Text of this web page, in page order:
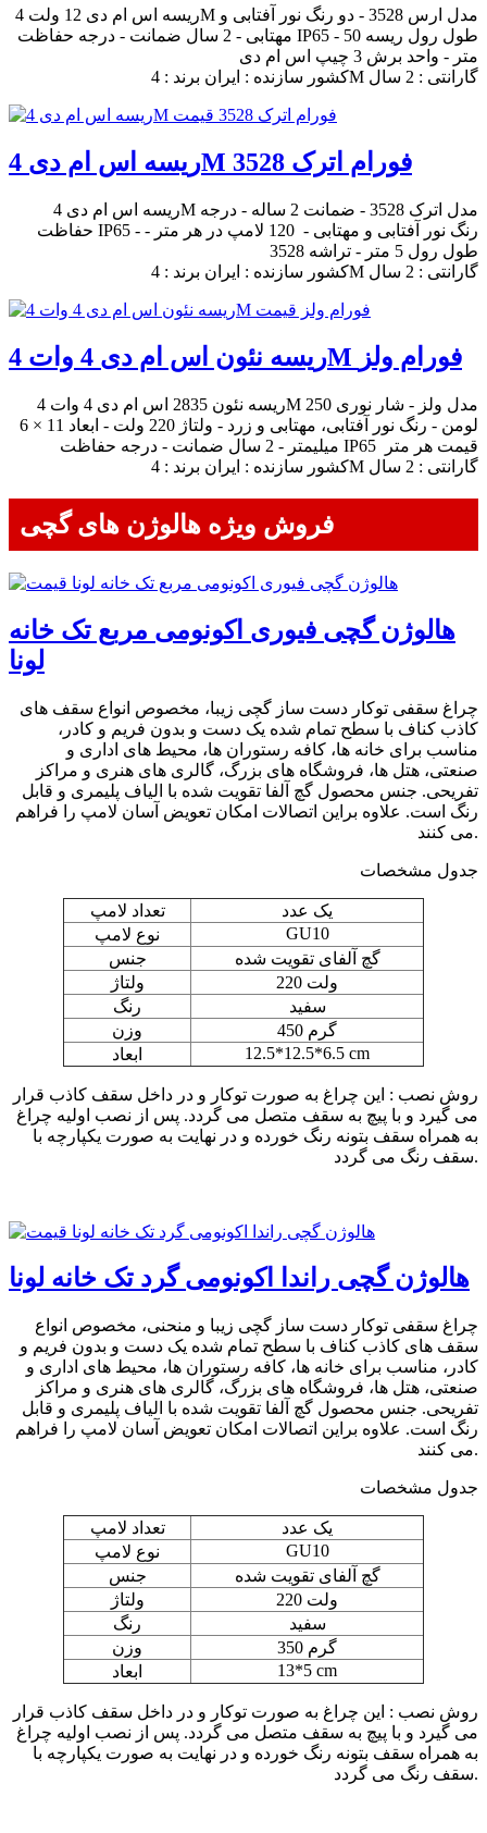
ریسه اس ام دی 12 ولت 4M مدل ارس 3528 - دو رنگ نور آفتابی و
مهتابی - 2 سال ضمانت - درجه حفاظت IP65 - طول رول ریسه 50
متر - واحد برش 3 چیپ اس ام دی
کشور سازنده : ایران برند : 4M گارانتی : 2 سال
ریسه اس ام دی 4M فورام اترک 3528
ریسه اس ام دی 4M مدل اترک 3528 - ضمانت 2 ساله - درجه
حفاظت IP65 - رنگ نور آفتابی و مهتابی - 120 لامپ در هر متر -
طول رول 5 متر - تراشه 3528
کشور سازنده : ایران برند : 4M گارانتی : 2 سال
ریسه نئون اس ام دی 4 وات 4M فورام ولز
ریسه نئون 2835 اس ام دی 4 وات 4M مدل ولز - شار نوری 250
لومن - رنگ نور آفتابی، مهتابی و زرد - ولتاژ 220 ولت - ابعاد 11 × 6
میلیمتر - 2 سال ضمانت - درجه حفاظت IP65 قیمت هر متر
کشور سازنده : ایران برند : 4M گارانتی : 2 سال
فروش ویژه هالوژن های گچی
هالوژن گچی فیوری اکونومی مربع تک خانه
لونا
چراغ سقفی توکار دست ساز گچی زیبا، مخصوص انواع سقف های
کاذب کناف با سطح تمام شده یک دست و بدون فریم و کادر،
مناسب برای خانه ها، کافه رستوران ها، محیط های اداری و
صنعتی، هتل ها، فروشگاه های بزرگ، گالری های هنری و مراکز
تفریحی. جنس محصول گچ آلفا تقویت شده با الیاف پلیمری و قابل
رنگ است. علاوه براین اتصالات امکان تعویض آسان لامپ را فراهم
می کنند.
جدول مشخصات
تعداد لامپ
یک عدد
نوع لامپ
GU10
جنس
گچ آلفای تقویت شده
ولتاژ
220 ولت
رنگ
سفید
وزن
450 گرم
ابعاد
12.5*12.5*6.5 cm
روش نصب : این چراغ به صورت توکار و در داخل سقف کاذب قرار
می گیرد و با پیچ به سقف متصل می گردد. پس از نصب اولیه چراغ
به همراه سقف بتونه رنگ خورده و در نهایت به صورت یکپارچه با
سقف رنگ می گردد.
هالوژن گچی راندا اکونومی گرد تک خانه لونا
چراغ سقفی توکار دست ساز گچی زیبا و منحنی، مخصوص انواع
سقف های کاذب کناف با سطح تمام شده یک دست و بدون فریم و
کادر، مناسب برای خانه ها، کافه رستوران ها، محیط های اداری و
صنعتی، هتل ها، فروشگاه های بزرگ، گالری های هنری و مراکز
تفریحی. جنس محصول گچ آلفا تقویت شده با الیاف پلیمری و قابل
رنگ است. علاوه براین اتصالات امکان تعویض آسان لامپ را فراهم
می کنند.
جدول مشخصات
تعداد لامپ
یک عدد
نوع لامپ
GU10
جنس
گچ آلفای تقویت شده
ولتاژ
220 ولت
رنگ
سفید
وزن
350 گرم
ابعاد
13*5 cm
روش نصب : این چراغ به صورت توکار و در داخل سقف کاذب قرار
می گیرد و با پیچ به سقف متصل می گردد. پس از نصب اولیه چراغ
به همراه سقف بتونه رنگ خورده و در نهایت به صورت یکپارچه با
سقف رنگ می گردد.